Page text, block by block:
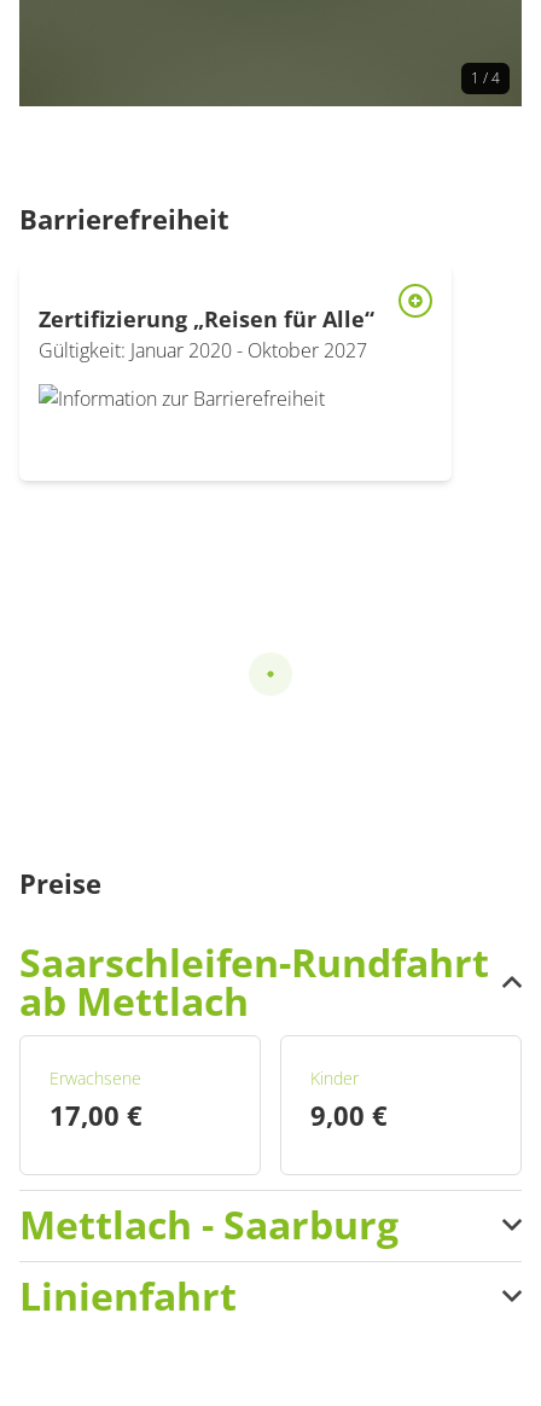
1 / 4
Barrierefreiheit
Zertifizierung „Reisen für Alle“
Modal Barrierefreiheit-Zertifizierung Reisen für alle öffnen
Gültigkeit: Januar 2020 - Oktober 2027
Preise
Saarschleifen-Rundfahrt
ab Mettlach
Erwachsene
17,00 €
Kinder
9,00 €
Mettlach - Saarburg
Einfache Fahrt,
Linienfahrt